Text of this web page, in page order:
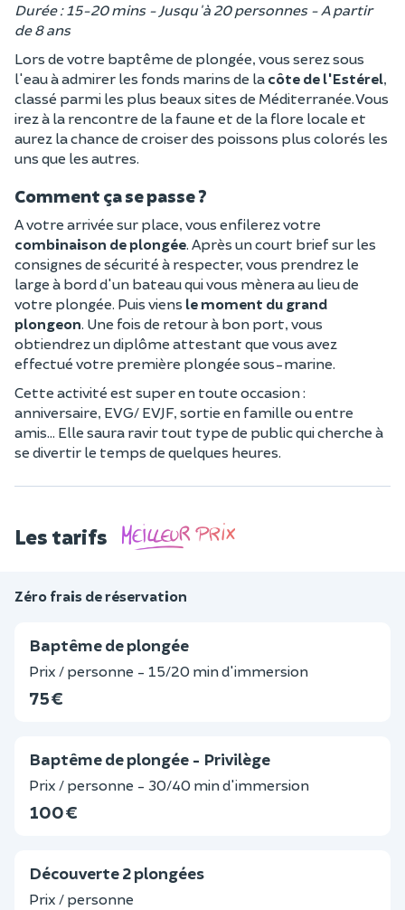
Durée : 15-20 mins - Jusqu'à 20 personnes - A partir
de 8 ans
Lors de votre baptême de plongée, vous serez sous
l'eau à admirer les fonds marins de la côte de l'Estérel,
classé parmi les plus beaux sites de Méditerranée. Vous
irez à la rencontre de la faune et de la flore locale et
aurez la chance de croiser des poissons plus colorés les
uns que les autres.
Comment ça se passe ?
A votre arrivée sur place, vous enfilerez votre
combinaison de plongée. Après un court brief sur les
consignes de sécurité à respecter, vous prendrez le
large à bord d'un bateau qui vous mènera au lieu de
votre plongée. Puis viens le moment du grand
plongeon. Une fois de retour à bon port, vous
obtiendrez un diplôme attestant que vous avez
effectué votre première plongée sous-marine.
Cette activité est super en toute occasion :
anniversaire, EVG/ EVJF, sortie en famille ou entre
amis... Elle saura ravir tout type de public qui cherche à
se divertir le temps de quelques heures.
Les tarifs
Zéro frais de réservation
Baptême de plongée
Prix / personne - 15/20 min d'immersion
75 €
Baptême de plongée - Privilège
Prix / personne - 30/40 min d'immersion
100 €
Découverte 2 plongées
Prix / personne